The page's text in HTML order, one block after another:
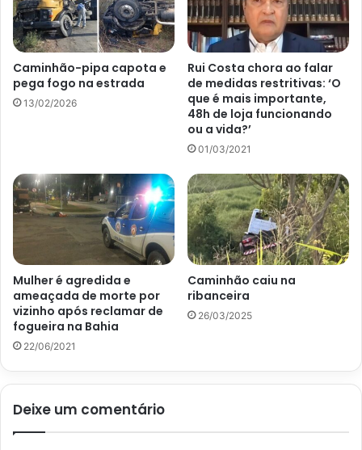
Caminhão-pipa capota e
pega fogo na estrada
13/02/2026
Rui Costa chora ao falar
de medidas restritivas: ‘O
que é mais importante,
48h de loja funcionando
ou a vida?’
01/03/2021
Mulher é agredida e
ameaçada de morte por
vizinho após reclamar de
fogueira na Bahia
22/06/2021
Caminhão caiu na
ribanceira
26/03/2025
Deixe um comentário